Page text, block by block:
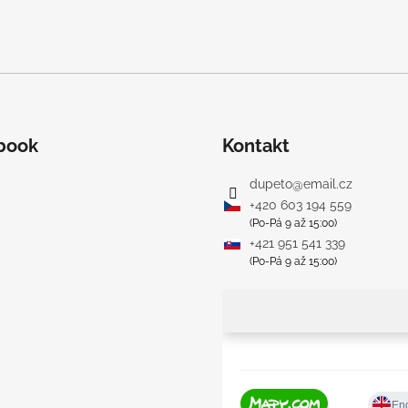
Kontakt
dupeto@email.cz
+420 603 194 559
(Po-Pá 9 až 15:00)
+421 951 541 339
(Po-Pá 9 až 15:00)